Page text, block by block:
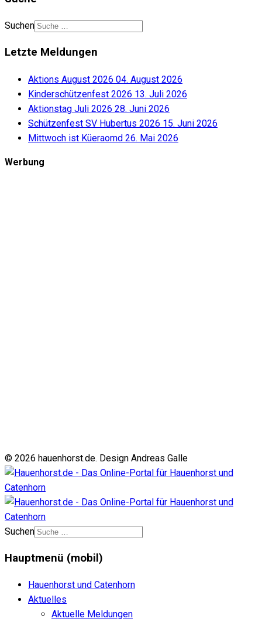
Suchen
Letzte Meldungen
Aktions August 2026 04. August 2026
Kinderschützenfest 2026 13. Juli 2026
Aktionstag Juli 2026 28. Juni 2026
Schützenfest SV Hubertus 2026 15. Juni 2026
Mittwoch ist Küeraomd 26. Mai 2026
Werbung
© 2026 hauenhorst.de. Design Andreas Galle
Suchen
Hauptmenü (mobil)
Hauenhorst und Catenhorn
Aktuelles
Aktuelle Meldungen